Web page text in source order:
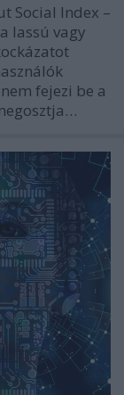
Social Index –
lassú vagy
fejezi be a